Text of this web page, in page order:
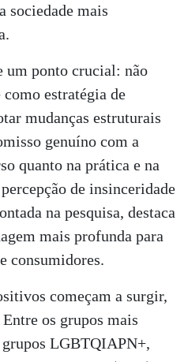
sociedade mais
um ponto crucial: não
estratégia de
mudanças estruturais
genuíno com a
quanto na prática e na
de insinceridade
na pesquisa, destaca
mais profunda para
consumidores.
começam a surgir,
os grupos mais
LGBTQIAPN+,